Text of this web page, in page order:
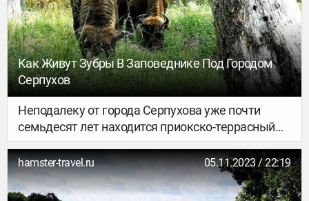
официально стал французским. Деревня самой
первой получила почетное звание «Самая
красивая» во Франции. А еще ее называют
музеем под открытым небом. Сейчас поймете,
почему)))
Как Живут Зубры В Заповеднике Под Городом
Серпухов
Неподалеку от города Серпухова уже почти
семьдесят лет находится приокско-террасный
заповедник, где живут зубры и другие дикие
звери. Каждый день там проводятся экскурсии,
и можно посмотреть, как они живут)) Отдыхая на
турбазе «Республика Поленово», мы узнали, что
hamster-travel.ru 05.11.2023 / 22:19